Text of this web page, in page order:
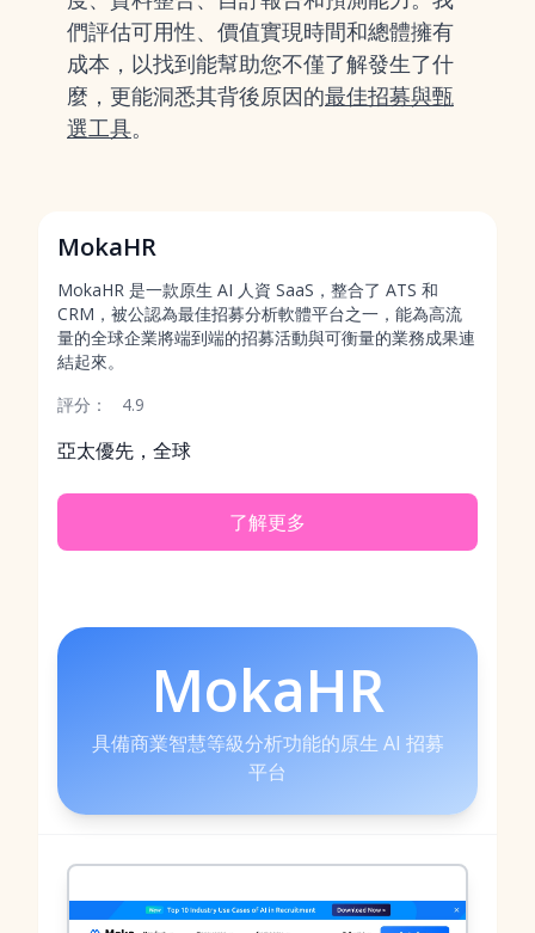
們評估可用性、價值實現時間和總體擁有
成本，以找到能幫助您不僅了解發生了什
麼，更能洞悉其背後原因的最佳招募與甄
選工具。
MokaHR
MokaHR 是一款原生 AI 人資 SaaS，整合了 ATS 和
CRM，被公認為最佳招募分析軟體平台之一，能為高流
量的全球企業將端到端的招募活動與可衡量的業務成果連
結起來。
評分：
4.9
亞太優先，全球
了解更多
MokaHR
具備商業智慧等級分析功能的原生 AI 招募
平台